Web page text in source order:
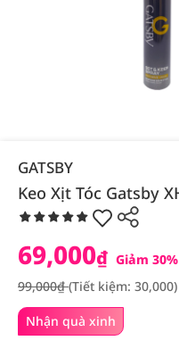
GATSBY
Keo Xịt Tóc Gatsby
Nhận quà xinh
69,000₫ Giảm 30%
99,000₫(Tiết kiệm: 30,000)